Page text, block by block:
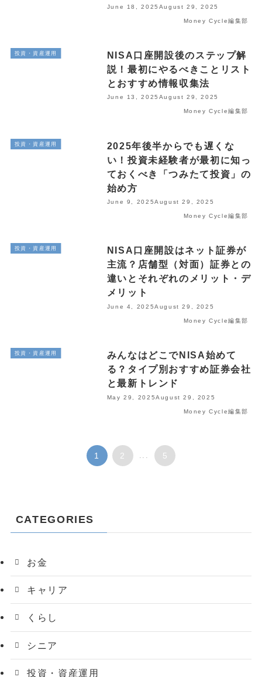
June 18, 2025 August 29, 2025
Money Cycle編集部
投資・資産運用
NISA口座開設後のステップ解
説！最初にやるべきことリスト
とおすすめ情報収集法
June 13, 2025 August 29, 2025
Money Cycle編集部
投資・資産運用
2025年後半からでも遅くな
い！投資未経験者が最初に知っ
ておくべき「つみたて投資」の
始め方
June 9, 2025August 29, 2025
Money Cycle編集部
投資・資産運用
NISA口座開設はネット証券が
主流？店舗型（対面）証券との
違いとそれぞれのメリット・デ
メリット
June 4, 2025August 29, 2025
Money Cycle編集部
投資・資産運用
みんなはどこでNISA始めて
る？タイプ別おすすめ証券会社
と最新トレンド
May 29, 2025August 29, 2025
Money Cycle編集部
1 2 5
CATEGORIES
お金
キャリア
くらし
シニア
投資・資産運用